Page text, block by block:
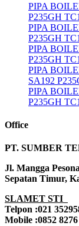
PIPA
P235GH TC1
PIPA
P235GH TC1
PIPA
P235GH
PIPA
SA192
PIPA
P235GH TC1
Office
PT. SUMBER
Jl. Mangga
Sepatan Timur,
SLAMET STI
Telpon :021
Mobile :0852